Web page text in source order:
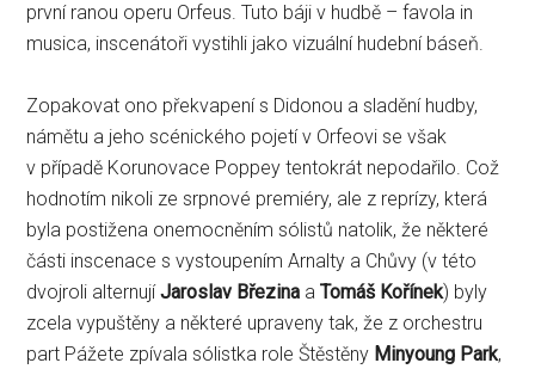
první ranou operu Orfeus. Tuto báji v hudbě – favola in
musica, inscenátoři vystihli jako vizuální hudební báseň.
Zopakovat ono překvapení s Didonou a sladění hudby,
námětu a jeho scénického pojetí v Orfeovi se však
v případě Korunovace Poppey tentokrát nepodařilo. Což
hodnotím nikoli ze srpnové premiéry, ale z reprízy, která
byla postižena onemocněním sólistů natolik, že některé
části inscenace s vystoupením Arnalty a Chůvy (v této
dvojroli alternujíJaroslav Březina aTomáš Kořínek) byly
zcela vypuštěny a některé upraveny tak, že z orchestru
part Pážete zpívala sólistka role Štěstěny Minyoung Park,